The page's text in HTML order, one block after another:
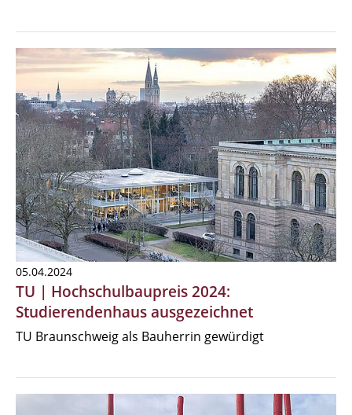
05.04.2024
TU | Hochschulbaupreis 2024:
Studierendenhaus ausgezeichnet
TU Braunschweig als Bauherrin gewürdigt